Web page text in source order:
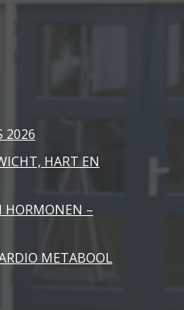
2026
HART EN
HORMONEN –
METABOOL